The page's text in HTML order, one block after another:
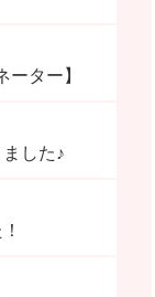
ーター】
した♪